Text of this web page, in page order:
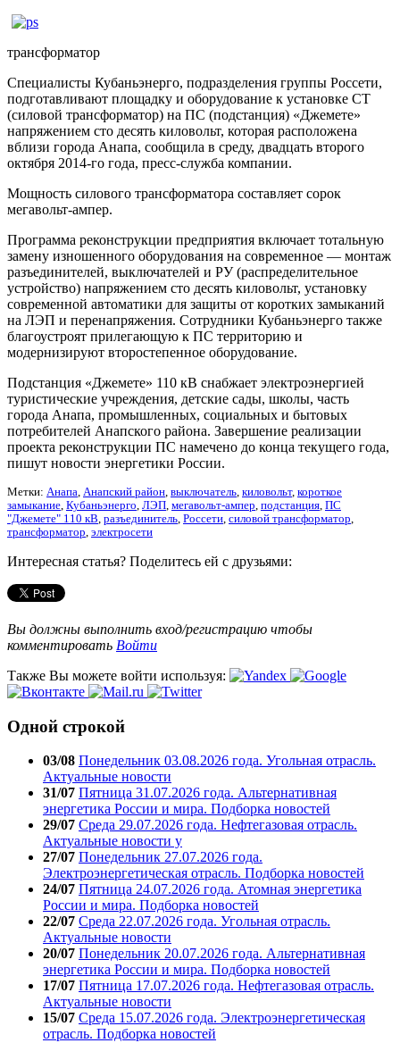
трансформатор
Специалисты Кубаньэнерго, подразделения группы Россети,
подготавливают площадку и оборудование к установке СТ
(силовой трансформатор) на ПС (подстанция) «Джемете»
напряжением сто десять киловольт, которая расположена
вблизи города Анапа, сообщила в среду, двадцать второго
октября 2014-го года, пресс-служба компании.
Мощность силового трансформатора составляет сорок
мегавольт-ампер.
Программа реконструкции предприятия включает тотальную
замену изношенного оборудования на современное — монтаж
разъединителей, выключателей и РУ (распределительное
устройство) напряжением сто десять киловольт, установку
современной автоматики для защиты от коротких замыканий
на ЛЭП и перенапряжения. Сотрудники Кубаньэнерго также
благоустроят прилегающую к ПС территорию и
модернизируют второстепенное оборудование.
Подстанция «Джемете» 110 кВ снабжает электроэнергией
туристические учреждения, детские сады, школы, часть
города Анапа, промышленных, социальных и бытовых
потребителей Анапского района. Завершение реализации
проекта реконструкции ПС намечено до конца текущего года,
пишут новости энергетики России.
Метки: Анапа, Анапский район, выключатель, киловольт, короткое
замыкание, Кубаньэнерго, ЛЭП, мегавольт-ампер, подстанция, ПС
"Джемете" 110 кВ, разъединитель, Россети, силовой трансформатор,
трансформатор, электросети
Интересная статья? Поделитесь ей с друзьями:
Вы должны выполнить вход/регистрацию чтобы
комментировать Войти
Также Вы можете войти используя:
Одной строкой
03/08 Понедельник 03.08.2026 года. Угольная отрасль.
Актуальные новости
31/07 Пятница 31.07.2026 года. Альтернативная
энергетика России и мира. Подборка новостей
29/07 Среда 29.07.2026 года. Нефтегазовая отрасль.
Актуальные новости у
27/07 Понедельник 27.07.2026 года.
Электроэнергетическая отрасль. Подборка новостей
24/07 Пятница 24.07.2026 года. Атомная энергетика
России и мира. Подборка новостей
22/07 Среда 22.07.2026 года. Угольная отрасль.
Актуальные новости
20/07 Понедельник 20.07.2026 года. Альтернативная
энергетика России и мира. Подборка новостей
17/07 Пятница 17.07.2026 года. Нефтегазовая отрасль.
Актуальные новости
15/07 Среда 15.07.2026 года. Электроэнергетическая
отрасль. Подборка новостей